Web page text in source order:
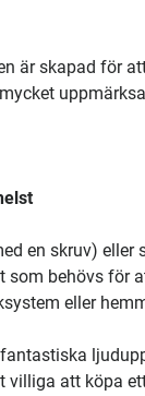
är skapad för
en skruv) eller
som behövs för
eller
villiga att köpa